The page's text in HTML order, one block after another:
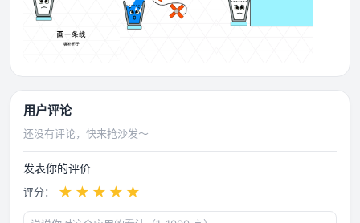
用户评论
还没有评论，快来抢沙发～
发表你的评价
评分： ★ ★ ★ ★ ★